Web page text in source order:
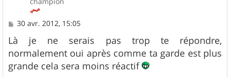
M
s
s
a
g
e
30 avr. 2012, 15:05
Là je ne serais pas trop te répondre,
normalement oui après comme ta garde est plus
grande cela sera moins réactif